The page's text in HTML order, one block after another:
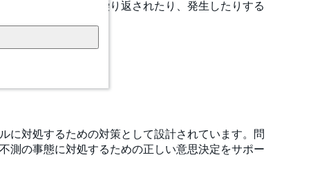
問題が他の場所で繰り返されたり、発生したりする
に対処するための対策として設計されています。問
測の事態に対処するための正しい意思決定をサポー